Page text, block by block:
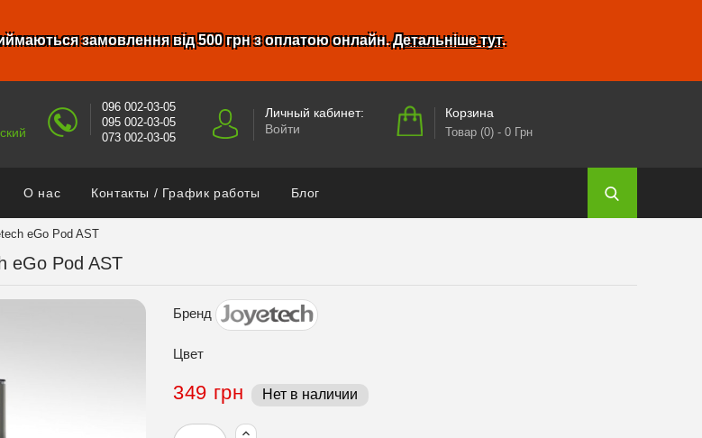
замовлення від 500 грн з оплатою онлайн.Детальніше тут.
096 002-03-05
095 002-03-05
073 002-03-05
Личный кабинет:
Войти
Корзина
Товар (0)- 0 Грн
О нас Контакты / График работы Блог
eGo Pod AST
eGo Pod AST
Бренд
Цвет
349 грн Нет в наличии